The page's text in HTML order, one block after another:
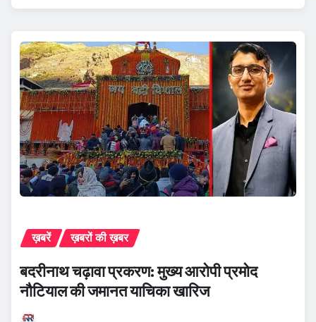
ख़बरें ख़बरों की ख़बर
बदरीनाथ चढ़ावा प्रकरण: मुख्य आरोपी प्रमोद
नौटियाल की जमानत याचिका खारिज